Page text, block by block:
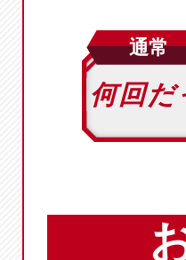
通常
何回